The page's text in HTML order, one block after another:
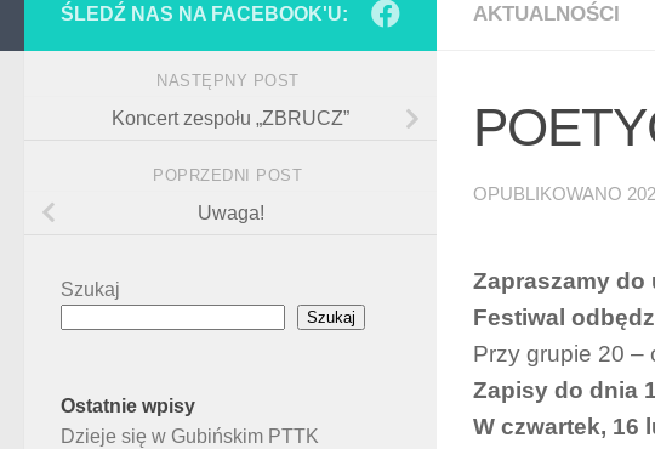
AKTUALNOŚCI
OPUBLIKOWANO
Zapraszamy do
Festiwal
Przy grupie 20 –
Zapisy do dnia
W czwartek, 16
ŚLEDŹ NAS NA FACEBOOK'U:
NASTĘPNY POST
Koncert zespołu „ZBRUCZ”
POPRZEDNI POST
Uwaga!
Szukaj
Szukaj
Ostatnie wpisy
Dzieje się w Gubińskim PTTK